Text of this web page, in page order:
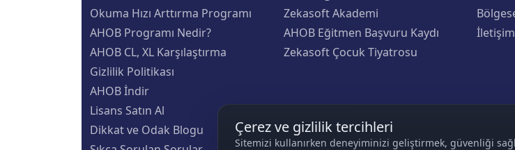
Okuma Hızı Arttırma Programı
AHOB Programı Nedir?
AHOB CL, XL Karşılaştırma
Gizlilik Politikası
AHOB İndir
Lisans Satın Al
Dikkat ve Odak Blogu
Zekasoft Akademi
AHOB Eğitmen Başvuru Kaydı
Zekasoft Çocuk Tiyatrosu
İletişim
Çerez ve gizlilik tercihleri
Sitemizi kullanırken deneyiminizi geliştirmek, güvenliği